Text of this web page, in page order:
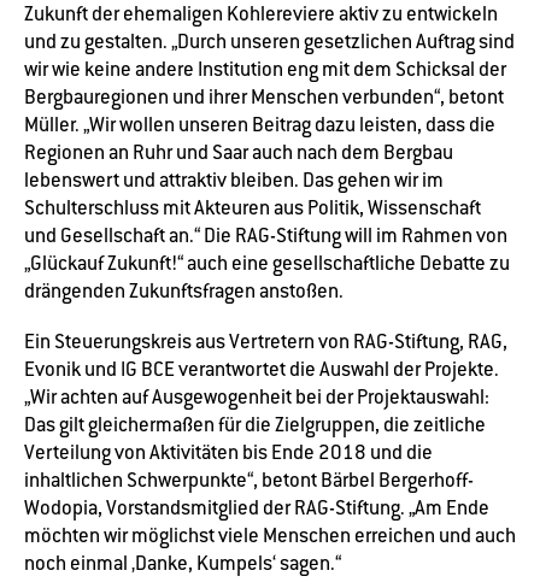
Zukunft der ehemaligen Kohlereviere aktiv zu entwickeln
und zu gestalten. „Durch unseren gesetzlichen Auftrag sind
wir wie keine andere Institution eng mit dem Schicksal der
Bergbauregionen und ihrer Menschen verbunden“, betont
Müller. „Wir wollen unseren Beitrag dazu leisten, dass die
Regionen an Ruhr und Saar auch nach dem Bergbau
lebenswert und attraktiv bleiben. Das gehen wir im
Schulterschluss mit Akteuren aus Politik, Wissenschaft
und Gesellschaft an.“ Die RAG-Stiftung will im Rahmen von
„Glückauf Zukunft!“ auch eine gesellschaftliche Debatte zu
drängenden Zukunftsfragen anstoßen.
Ein Steuerungskreis aus Vertretern von RAG-Stiftung, RAG,
Evonik und IG BCE verantwortet die Auswahl der Projekte.
„Wir achten auf Ausgewogenheit bei der Projektauswahl:
Das gilt gleichermaßen für die Zielgruppen, die zeitliche
Verteilung von Aktivitäten bis Ende 2018 und die
inhaltlichen Schwerpunkte“, betont Bärbel Bergerhoff-
Wodopia, Vorstandsmitglied der RAG-Stiftung. „Am Ende
möchten wir möglichst viele Menschen erreichen und auch
noch einmal ‚Danke, Kumpels‘ sagen.“